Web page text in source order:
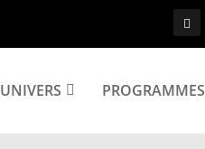
UNIVERS PROGRAMMES